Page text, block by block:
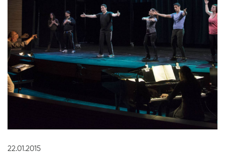
22.01.2015